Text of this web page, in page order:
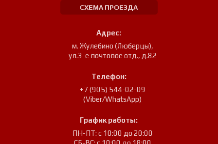
СХЕМА ПРОЕЗДА
Адрес:
м. Жулебино (Люберцы),
ул.3-е почтовое отд., д.82
Телефон:
+7 (905) 544-02-09
(Viber/WhatsApp)
График работы:
ПН-ПТ: с 10:00 до 20:00